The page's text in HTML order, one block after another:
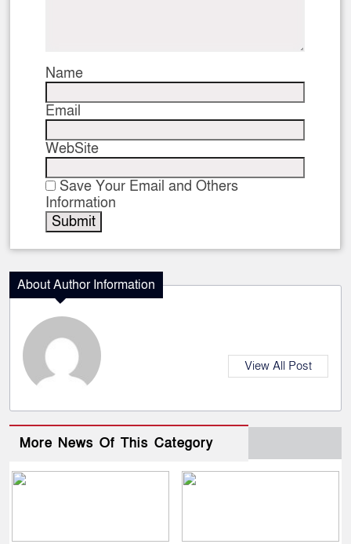
Name
Email
WebSite
Save Your Email and Others
Information
About Author Information
View All Post
More News Of This Category